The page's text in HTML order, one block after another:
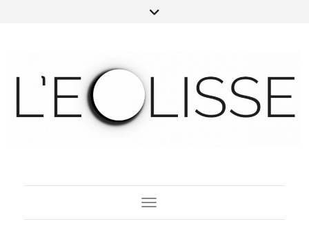
Toggle Navigation